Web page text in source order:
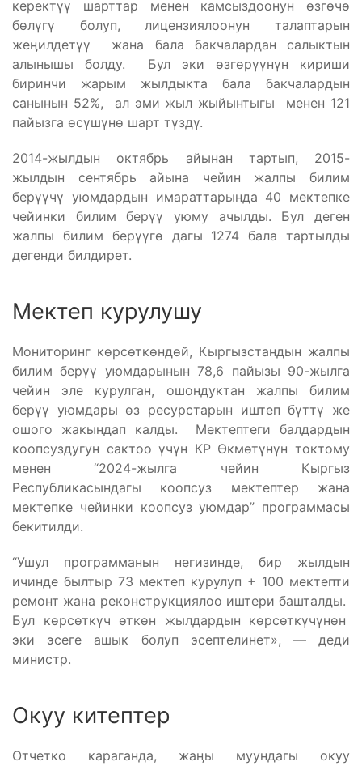
керектүү шарттар менен камсыздоонун өзгөчө
бөлүгү болуп, лицензиялоонун талаптарын
жеӊилдетүү жана бала бакчалардан салыктын
алынышы болду. Бул эки өзгөрүүнүн кириши
биринчи жарым жылдыкта бала бакчалардын
санынын 52%, ал эми жыл жыйынтыгы менен 121
пайызга өсүшүнө шарт түздү.
2014-жылдын октябрь айынан тартып, 2015-
жылдын сентябрь айына чейин жалпы билим
берүүчү уюмдардын имараттарында 40 мектепке
чейинки билим берүү уюму ачылды. Бул деген
жалпы билим берүүгө дагы 1274 бала тартылды
дегенди билдирет.
Мектеп курулушу
Мониторинг көрсөткөндөй, Кыргызстандын жалпы
билим берүү уюмдарынын 78,6 пайызы 90-жылга
чейин эле курулган, ошондуктан жалпы билим
берүү уюмдары өз ресурстарын иштеп бүттү же
ошого жакындап калды. Мектептеги балдардын
коопсуздугун сактоо үчүн КР Өкмөтүнүн токтому
менен “2024-жылга чейин Кыргыз
Республикасындагы коопсуз мектептер жана
мектепке чейинки коопсуз уюмдар” программасы
бекитилди.
“Ушул программанын негизинде, бир жылдын
ичинде былтыр 73 мектеп курулуп + 100 мектепти
ремонт жана реконструкциялоо иштери башталды.
Бул көрсөткүч өткөн жылдардын көрсөткүчүнөн
эки эсеге ашык болуп эсептелинет», — деди
министр.
Окуу китептер
Отчетко караганда, жаӊы муундагы окуу